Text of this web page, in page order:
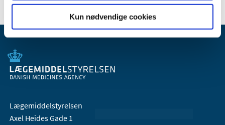
Kun nødvendige cookies
Lægemiddelstyrelsen
Axel Heides Gade 1